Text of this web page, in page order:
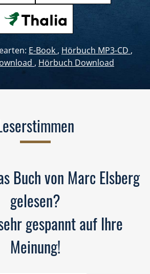
E-Book , Hörbuch MP3-CD ,
, Hörbuch Download
Buch von Marc Elsberg
gelesen?
gespannt auf Ihre
Meinung!